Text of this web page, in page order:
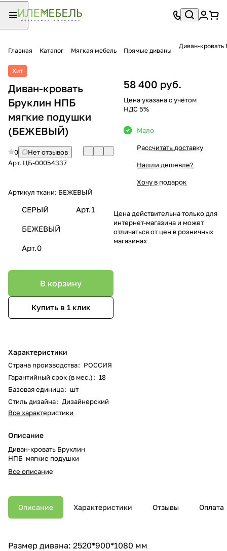
Главная Каталог Мягкая мебель Прямые диваны
Хит
Диван-кровать
Бруклин НПБ
мягкие подушки
(БЕЖЕВЫЙ)
0
Нет отзывов
Арт. ЦБ-00054337
Артикул ткани: БЕЖЕВЫЙ
СЕРЫЙ Арт.1
БЕЖЕВЫЙ
Арт.0
В корзину
Купить в 1 клик
Характеристики
Страна производства: РОССИЯ
Гарантийный срок (в мес.): 18
Базовая единица: шт
Стиль дизайна: Дизайнерский
Все характеристики
Описание
Диван-кровать Бруклин
НПБ мягкие подушки
Все описание
58 400 руб.
Цена указана с учётом
НДС 5%
Мало
Рассчитать доставку
Нашли дешевле?
Хочу в подарок
Цена действительна только для
интернет-магазина и может
отличаться от цен в розничных
магазинах
Описание Характеристики Отзывы Оплата
Размер дивана: 2520*900*1080 мм